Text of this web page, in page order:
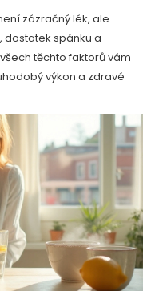
zázračný lék, ale
dostatek spánku a
těchto faktorů vám
výkon a zdravé